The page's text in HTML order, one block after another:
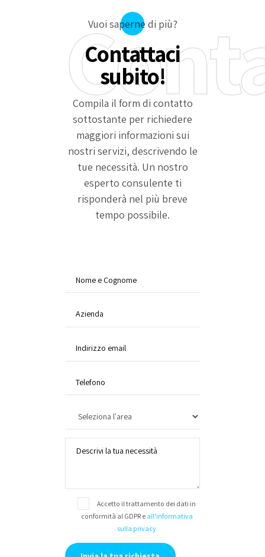
Vuoi saperne di più?
Contattaci
subito!
Compila il form di contatto
sottostante per richiedere
maggiori informazioni sui
nostri servizi, descrivendo le
tue necessità. Un nostro
esperto consulente ti
risponderà nel più breve
tempo possibile.
Accetto il trattamento dei dati in
conformità al GDPR e all'informativa
sulla privacy